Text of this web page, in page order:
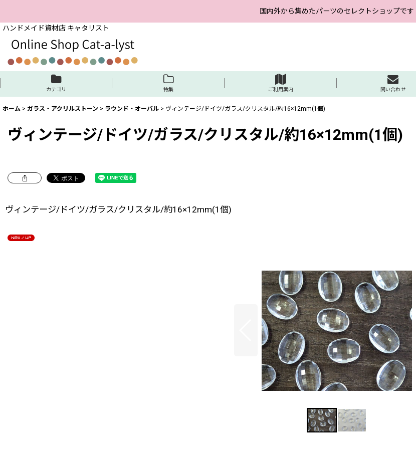
国内外から集めたパーツのセレクトショップです
ハンドメイド資材店 キャタリスト
カテゴリ 特集 ご利用案内 問い合わせ
ホーム > ガラス・アクリルストーン > ラウンド・オーバル > ヴィンテージ/ドイツ/ガラス/クリスタル/約16×12mm(1個)
ヴィンテージ/ドイツ/ガラス/クリスタル/約16×12mm(1個)
ヴィンテージ/ドイツ/ガラス/クリスタル/約16×12mm(1個)